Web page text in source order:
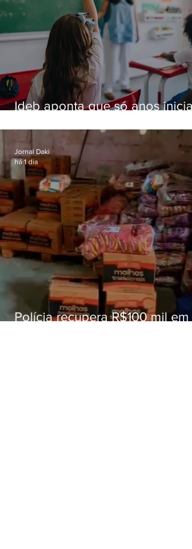
Ideb aponta que só anos
educação
Polícia recupera R$100 mil em
Jornal Daki
há 1 dia